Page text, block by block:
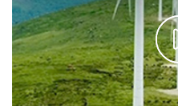
Na Iberdrola, estamos